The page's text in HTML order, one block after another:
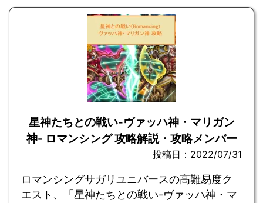
星神たちとの戦い-ヴァッハ神・マリガン
神- ロマンシング 攻略解説・攻略メンバー
投稿日：2022/07/31
ロマンシングサガリユニバースの高難易度ク
エスト、「星神たちとの戦い-ヴァッハ神・マ